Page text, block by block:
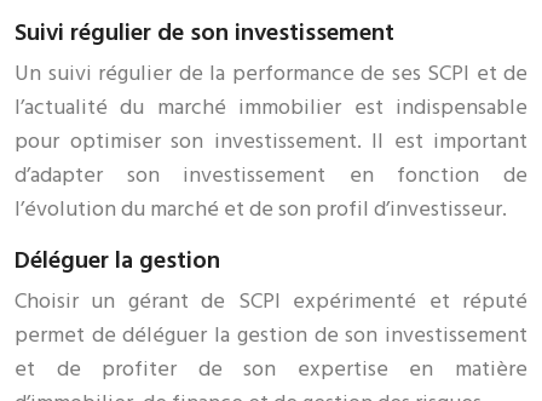
Suivi régulier de son investissement
Un suivi régulier de la performance de ses SCPI et de
l’actualité du marché immobilier est indispensable
pour optimiser son investissement. Il est important
d’adapter son investissement en fonction de
l’évolution du marché et de son profil d’investisseur.
Déléguer la gestion
Choisir un gérant de SCPI expérimenté et réputé
permet de déléguer la gestion de son investissement
et de profiter de son expertise en matière